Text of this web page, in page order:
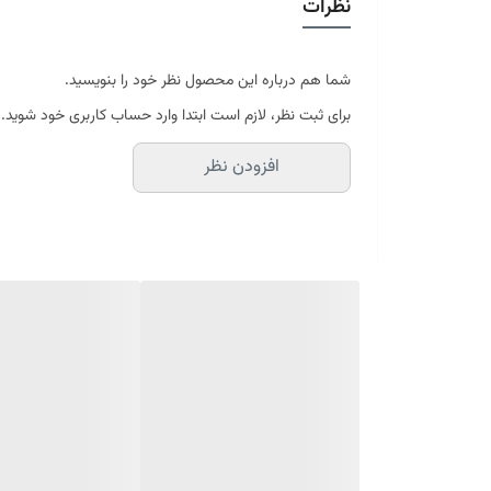
موجود در سایز بندی : 4 ، 6 ، 9 ، 12 متری ( قابل سفارش در ابعاد دلخواه-سایز غیر استاندارد)
ابعاد 6 متری : 200*300 سانتیمتر
ابعاد 9 متری : 250*350 سانتیمتر
ابعاد 12 متری : 300*400 سانتیمتر
ارسال کالای خواب متین تا کمتر از 30 روز کاری آینده
نظرات
شما هم درباره این محصول نظر خود را بنویسید.
برای ثبت نظر، لازم است ابتدا وارد حساب کاربری خود شوید.
افزودن نظر